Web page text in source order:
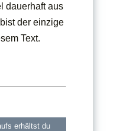
dauerhaft aus
der einzige
Text.
erhältst du